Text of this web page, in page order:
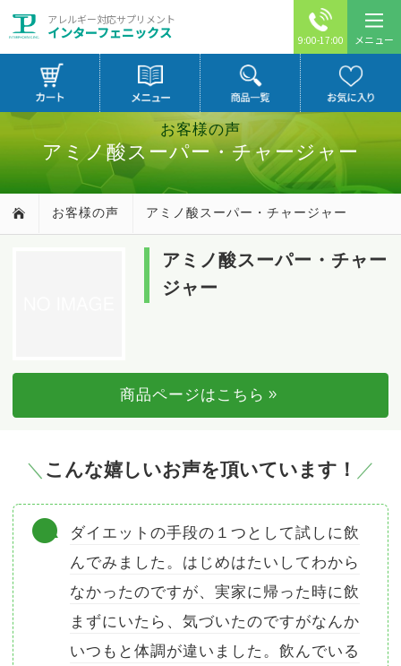
アレルギー対応サプリメント
インターフェニックス 9:00-17:00 メニュー
お客様の声
アミノ酸スーパー・チャージャー
お客様の声 アミノ酸スーパー・チャージャー
アミノ酸スーパー・チャー
ジャー
商品ページはこちら
こんな嬉しいお声を頂いています！
ダイエットの手段の１つとして試しに飲
んでみました。はじめはたいしてわから
なかったのですが、実家に帰った時に飲
まずにいたら、気づいたのですがなんか
いつもと体調が違いました。飲んでいる